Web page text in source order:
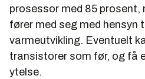
prosessor med 85 prosent,
fører med seg med hensyn
varmeutvikling. Eventuelt
transistorer som før, og få
ytelse.